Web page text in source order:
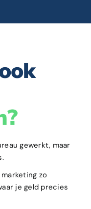
gewerkt, maar
zo
je geld precies